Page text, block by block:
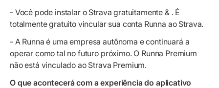
- Você pode instalar o Strava gratuitamente & . É
totalmente gratuito vincular sua conta Runna ao Strava.
- A Runna é uma empresa autônoma e continuará a
operar como tal no futuro próximo. O Runna Premium
não está vinculado ao Strava Premium.
O que acontecerá com a experiência do aplicativo